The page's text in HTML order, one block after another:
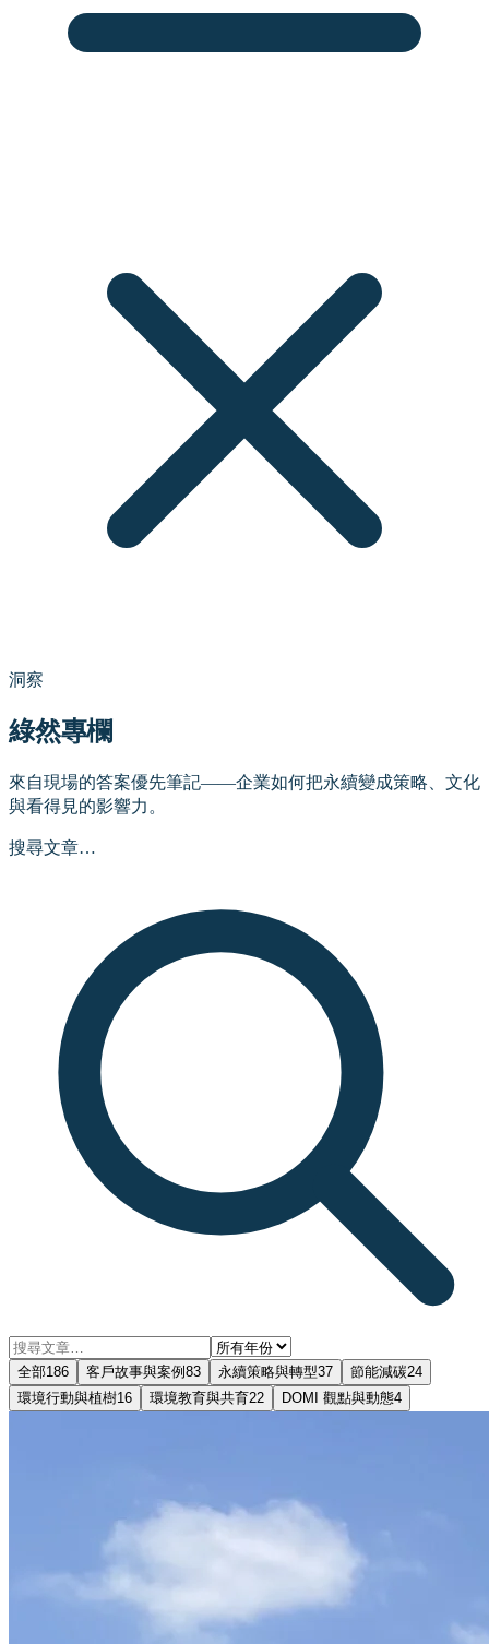
洞察
綠然專欄
來自現場的答案優先筆記——企業如何把永續變成策略、文化
與看得見的影響力。
搜尋文章…
全部186 客戶故事與案例 83 永續策略與轉型37 節能減碳24
環境行動與植樹16 環境教育與共育22 DOMI 觀點與動態4